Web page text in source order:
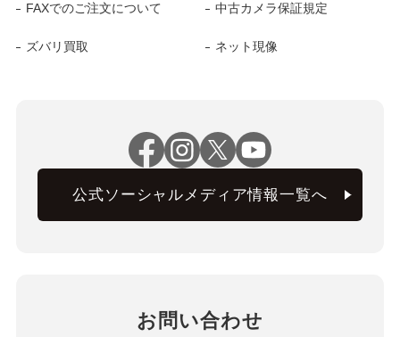
FAXでのご注文について 中古カメラ保証規定
ズバリ買取 ネット現像
公式ソーシャルメディア情報一覧へ
お問い合わせ